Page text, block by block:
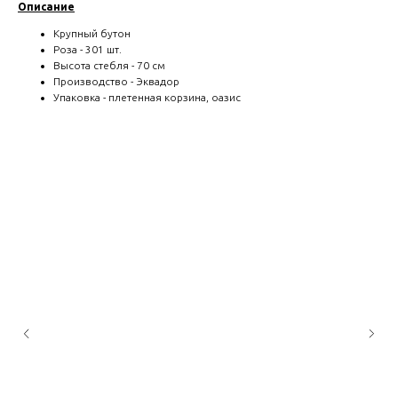
Описание
Крупный бутон
Роза - 301 шт.
Высота стебля - 70 см
Производство - Эквадор
Упаковка - плетенная корзина, оазис